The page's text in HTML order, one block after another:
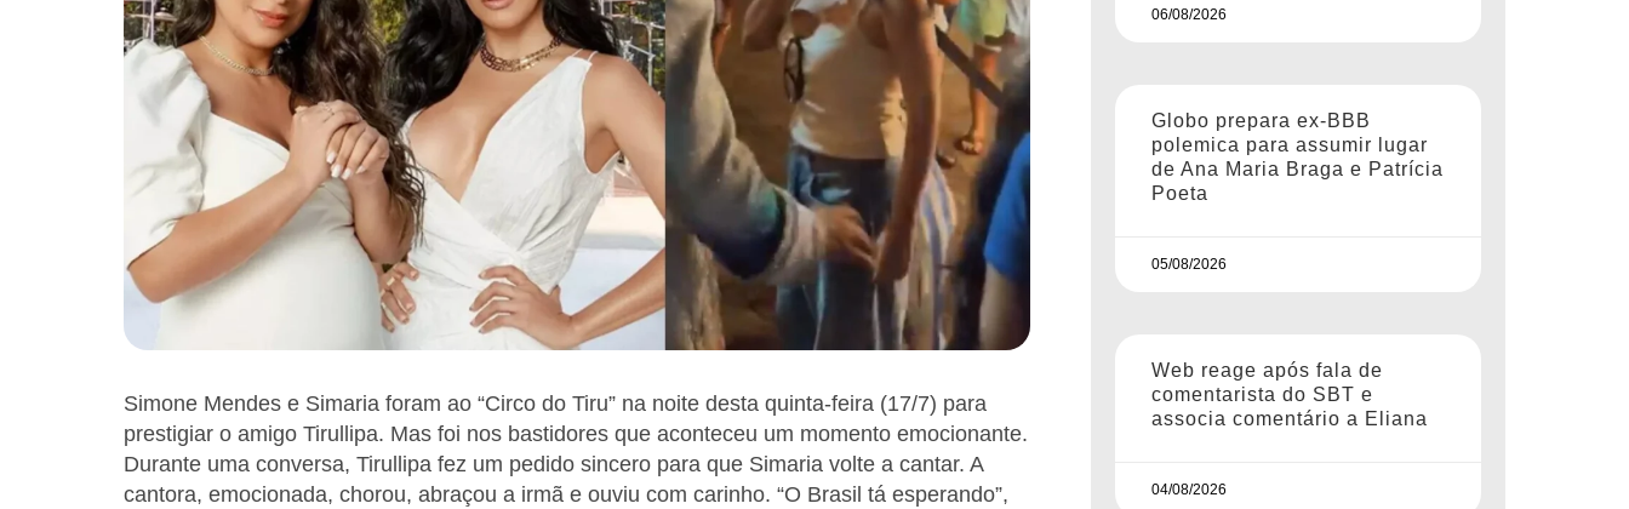
Simone Mendes e Simaria foram ao “Circo do Tiru” na noite desta quinta-feira (17/7) para
prestigiar o amigo Tirullipa. Mas foi nos bastidores que aconteceu um momento emocionante.
Durante uma conversa, Tirullipa fez um pedido sincero para que Simaria volte a cantar. A
cantora, emocionada, chorou, abraçou a irmã e ouviu com carinho. “O Brasil tá esperando”,
06/08/2026
Globo prepara ex-BBB
polemica para assumir lugar
de Ana Maria Braga e Patrícia
Poeta
05/08/2026
Web reage após fala de
comentarista do SBT e
associa comentário a Eliana
04/08/2026